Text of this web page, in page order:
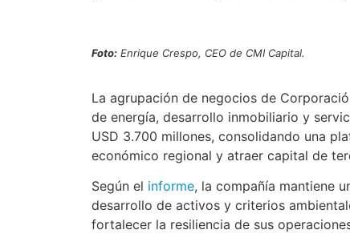
Foto: Enrique Crespo, CEO de CMI Capital.
La agrupación de negocios de
de energía, desarrollo inmobiliario y
USD 3.700 millones, consolidando una
económico regional y atraer capital de
Según el informe, la compañía mantiene
desarrollo de activos y criterios
fortalecer la resiliencia de sus